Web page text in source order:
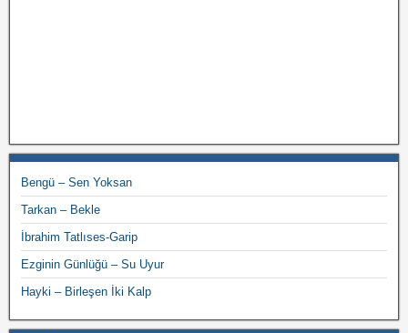
Bengü – Sen Yoksan
Tarkan – Bekle
İbrahim Tatlıses-Garip
Ezginin Günlüğü – Su Uyur
Hayki – Birleşen İki Kalp